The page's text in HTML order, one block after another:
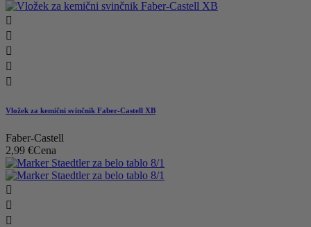





Vložek za kemični svinčnik Faber-Castell XB
Faber-Castell
2,99 €Cena


